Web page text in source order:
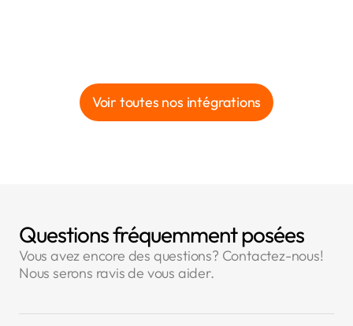
Voir toutes nos intégrations
Questions fréquemment posées
Vous avez encore des questions? Contactez-nous!
Nous serons ravis de vous aider.